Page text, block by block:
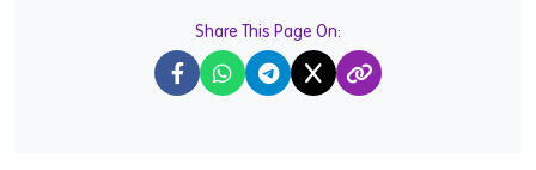
Share This Page On:
X